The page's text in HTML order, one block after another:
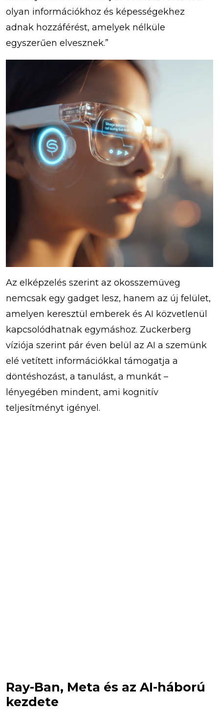
olyan információkhoz és képességekhez
adnak hozzáférést, amelyek nélküle
egyszerűen elvesznek.”
Az elképzelés szerint az okosszemüveg
nemcsak egy gadget lesz, hanem az új felület,
amelyen keresztül emberek és AI közvetlenül
kapcsolódhatnak egymáshoz. Zuckerberg
víziója szerint pár éven belül az AI a szemünk
elé vetített információkkal támogatja a
döntéshozást, a tanulást, a munkát –
lényegében mindent, ami kognitív
teljesítményt igényel.
Ray-Ban, Meta és az AI-háború
kezdete